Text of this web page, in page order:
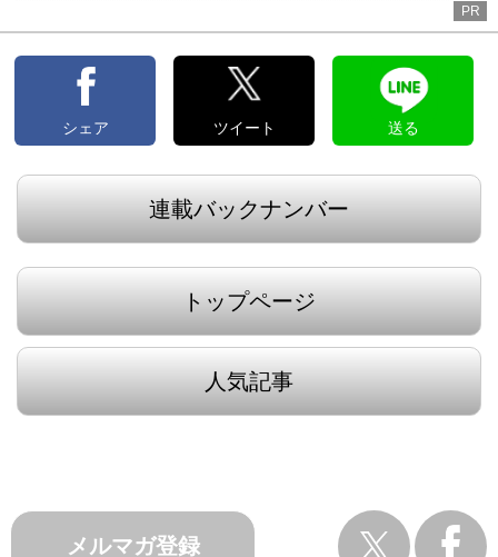
PR
シェア ツイート 送る
連載バックナンバー
トップページ
人気記事
メルマガ登録